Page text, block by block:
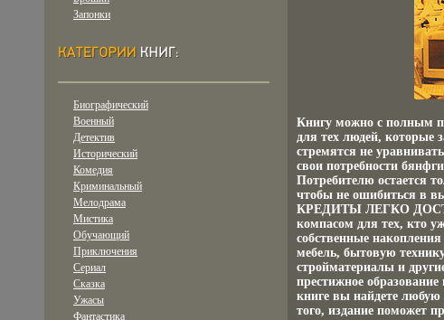
Запонки
Биографический
Военный
Детектив
Исторический
Комедия
Криминальный
Мелодрама
Мистика
Обучающий
Приключения
Сериал
Сказка
Ужасы
Фантастика
Книгу можно с полным
для тех людей, которые
стремятся не
свои потребности
Потребителю остается
чтобы не ошибиться в
КРЕДИТЫ ЛЕГКО
компасом для тех, кто
собственные
мебель, бытовую
стройматериалы и
престижное
книге вы найдете
того, издание поможет